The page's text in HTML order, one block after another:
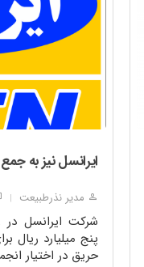
ایرانسل نیز به
مدیر نذرطبیعت |
شرکت ایرانسل
پنج میلیارد ریال
حریق در اختیار